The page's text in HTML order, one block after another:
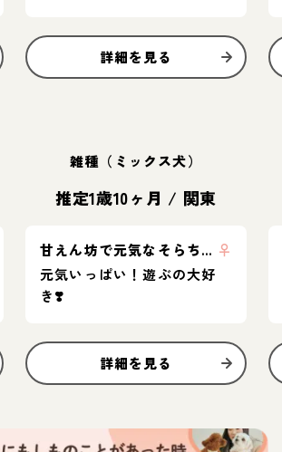
詳細を見る
雑種（ミックス犬）
推定1歳10ヶ月 / 関東
甘えん坊で元気なそらちゃん❣️ ♀
元気いっぱい！遊ぶの大好
き❣️
詳細を見る